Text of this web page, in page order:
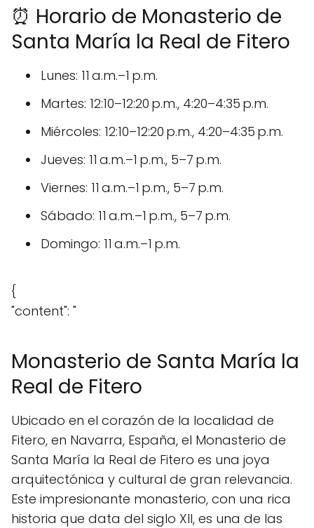
⏰ Horario de Monasterio de
Santa María la Real de Fitero
Lunes: 11 a.m.–1 p.m.
Martes: 12:10–12:20 p.m., 4:20–4:35 p.m.
Miércoles: 12:10–12:20 p.m., 4:20–4:35 p.m.
Jueves: 11 a.m.–1 p.m., 5–7 p.m.
Viernes: 11 a.m.–1 p.m., 5–7 p.m.
Sábado: 11 a.m.–1 p.m., 5–7 p.m.
Domingo: 11 a.m.–1 p.m.
{
"content": "
Monasterio de Santa María la
Real de Fitero
Ubicado en el corazón de la localidad de
Fitero, en Navarra, España, el Monasterio de
Santa María la Real de Fitero es una joya
arquitectónica y cultural de gran relevancia.
Este impresionante monasterio, con una rica
historia que data del siglo XII, es una de las